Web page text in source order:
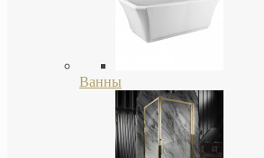
Ванны